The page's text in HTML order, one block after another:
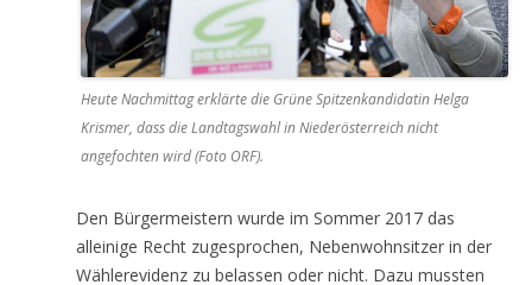
Heute Nachmittag erklärte die Grüne Spitzenkandidatin Helga
Krismer, dass die Landtagswahl in Niederösterreich nicht
angefochten wird (Foto ORF).
Den Bürgermeistern wurde im Sommer 2017 das
alleinige Recht zugesprochen, Nebenwohnsitzer in der
Wählerevidenz zu belassen oder nicht. Dazu mussten